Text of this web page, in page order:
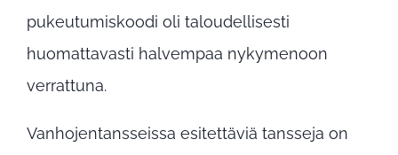
pukeutumiskoodi oli taloudellisesti
huomattavasti halvempaa nykymenoon
verrattuna.
Vanhojentansseissa esitettäviä tansseja on